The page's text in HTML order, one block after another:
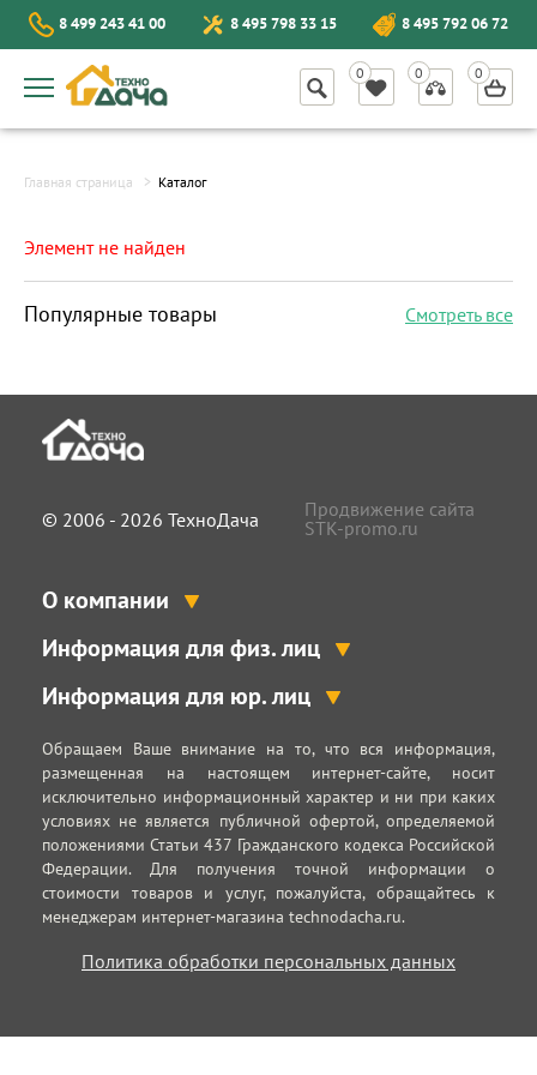
8 499 243 41 00 8 495 798 33 15 8 495 792 06 72
Главная страница Каталог
Элемент не найден
Популярные товары Смотреть все
© 2006 - 2026 ТехноДача
Продвижение сайта
STK-promo.ru
О компании
Информация для физ. лиц
Информация для юр. лиц
Обращаем Ваше внимание на то, что вся информация,
размещенная на настоящем интернет-сайте, носит
исключительно информационный характер и ни при каких
условиях не является публичной офертой, определяемой
положениями Статьи 437 Гражданского кодекса Российской
Федерации. Для получения точной информации о
стоимости товаров и услуг, пожалуйста, обращайтесь к
менеджерам интернет-магазина technodacha.ru.
Политика обработки персональных данных